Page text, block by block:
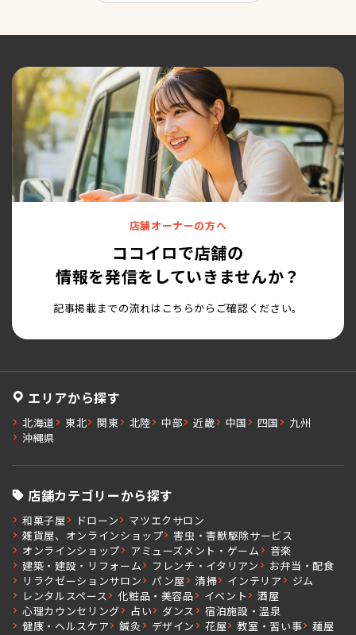
店舗オーナーの方へ
ココイロで店舗の
情報を発信をしていきませんか？
記事掲載までの流れはこちらからご確認ください。
エリアから探す
北海道 東北 関東 北陸 中部 近畿 中国 四国
九州
沖縄県
店舗カテゴリーから探す
和菓子屋 ドローン
マツエクサロン
雑貨屋、オンラインショップ
害虫・害獣駆除サービス
オンラインショップ
アミューズメント・ゲーム
音楽
建築・建設・リフォーム
フレンチ・イタリアン
お弁当・配食
リラクゼーションサロン
パン屋 清掃 インテリア
ジム
レンタルスペース
化粧品・美容品 イベント
酒屋
心理カウンセリング
占い ダンス
宿泊施設・温泉
健康・ヘルスケア
鍼灸 デザイン 花屋 教室・習い事
麺屋